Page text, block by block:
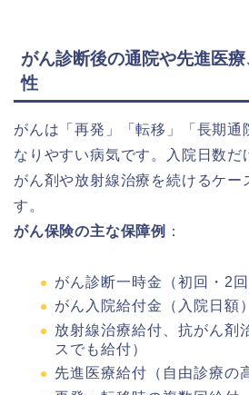
がん診断後の通院や先進医
性
がんは「再発」「転移」「長期通
なりやすい病気です。入院日数だ
がん剤や放射線治療を続けるケー
す。
がん保険の主な保障例
：
がん診断一時金（初回・2回
がん入院給付金（入院日額）
放射線治療給付、抗がん剤
スでも給付）
先進医療給付（自由診療の